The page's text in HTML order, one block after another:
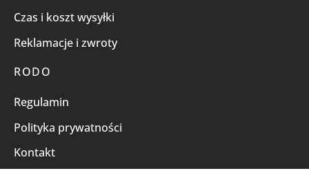
Czas i koszt wysyłki
Reklamacje i zwroty
RODO
Regulamin
Polityka prywatności
Kontakt